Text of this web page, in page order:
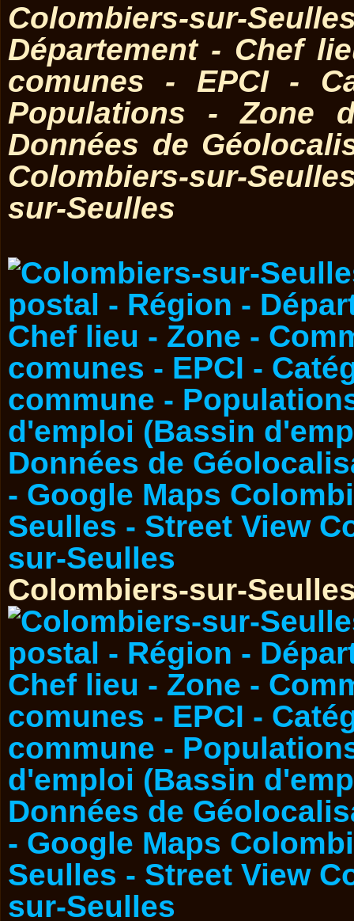
Colombiers-sur-
Département - Chef
comunes - EPCI -
Populations - Zone
Données de
Colombiers-sur-
sur-Seulles
Colombiers-sur-